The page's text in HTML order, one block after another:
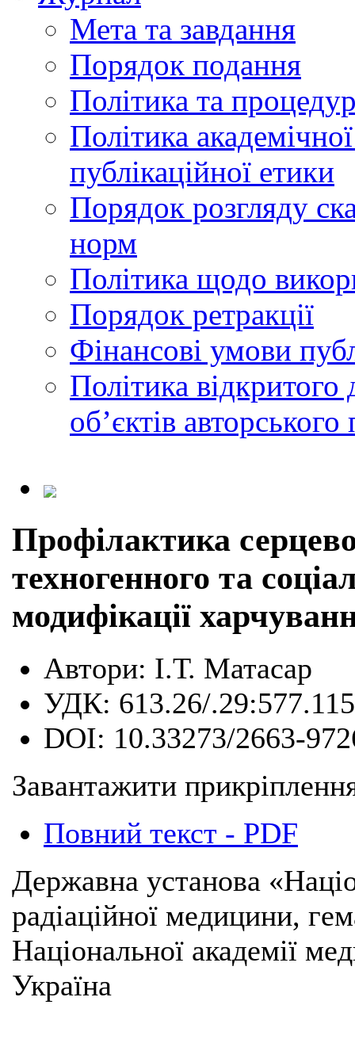
Мета та завдання
Порядок подання
Політика та
Політика
публікаційної етики
Порядок розгляду
норм
Політика щодо
Порядок ретракції
Фінансові умови
Політика
обʼєктів авторського
Профілактика
техногенного та
модифікації
Автори: І.Т. Матасар
УДК: 613.26/
DOI: 10.33273/2663-
Завантажити
Повний текст - PDF
Державна установа
радіаційної медицини,
Національної академії
Україна